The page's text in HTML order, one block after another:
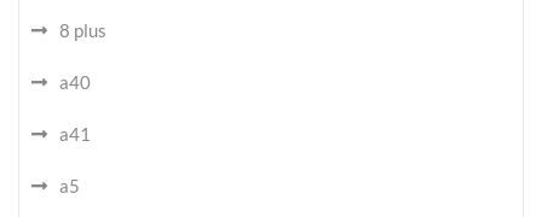
8 plus
a40
a41
a5